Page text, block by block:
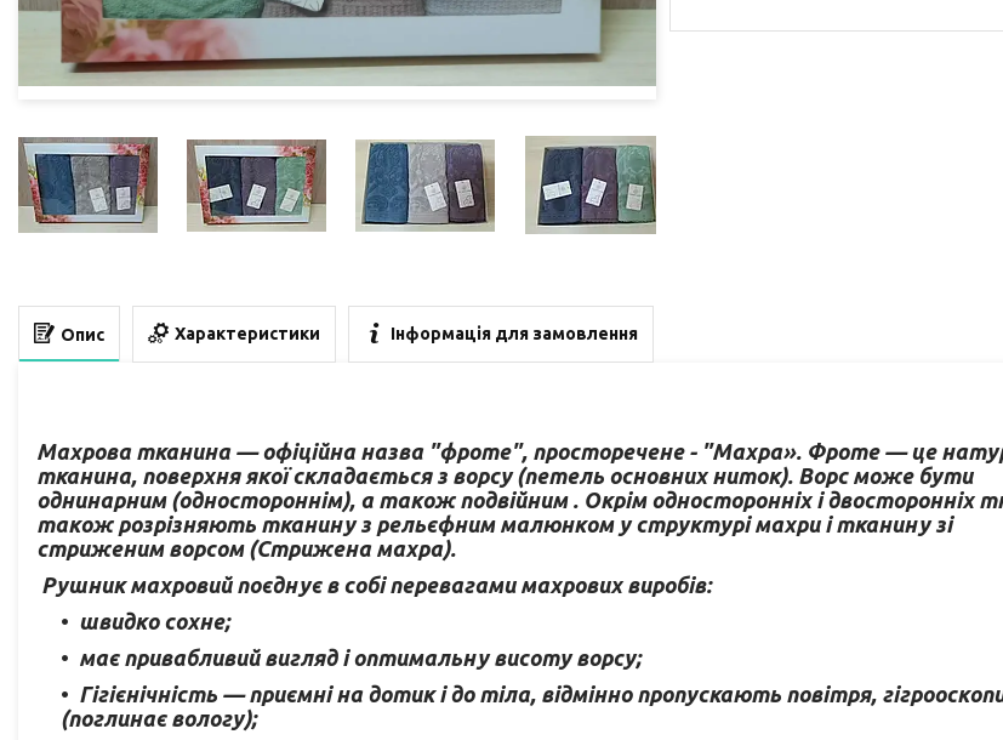
Опис Характеристики Інформація для замовлення
Махрова тканина — офіційна назва "фроте", просторечене - "Махра». Фроте — це
тканина, поверхня якої складається з ворсу (петель основних ниток). Ворс може бути
однинарним (одностороннім), а також подвійним . Окрім односторонніх і двосторонніх
також розрізняють тканину з рельєфним малюнком у структурі махри і тканину зі
стриженим ворсом (Стрижена махра).
Рушник махровий поєднує в собі перевагами махрових виробів:
швидко сохне;
має привабливий вигляд і оптимальну висоту ворсу;
Гігієнічність — приємні на дотик і до тіла, відмінно пропускають повітря,
(поглинає вологу);